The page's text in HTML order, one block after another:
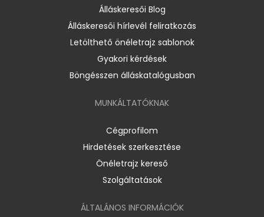
Álláskeresői Blog
Álláskeresői hírlevél feliratkozás
Letölthető önéletrajz sablonok
Gyakori kérdések
Böngésszen álláskatalógusban
MUNKÁLTATÓKNAK
Cégprofilom
Hirdetések szerkesztése
Önéletrajz kereső
Szolgáltatások
ÁLTALÁNOS INFORMÁCIÓK